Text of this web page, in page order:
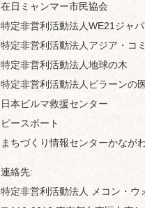
在日ミャンマー市民協会
特定非営利活動法人WE21ジャ
特定非営利活動法人アジア・コ
特定非営利活動法人地球の木
特定非営利活動法人ビラーンの
日本ビルマ救援センター
ピースボート
まちづくり情報センターかなが
連絡先:
特定非営利活動法人 メコン・ウ